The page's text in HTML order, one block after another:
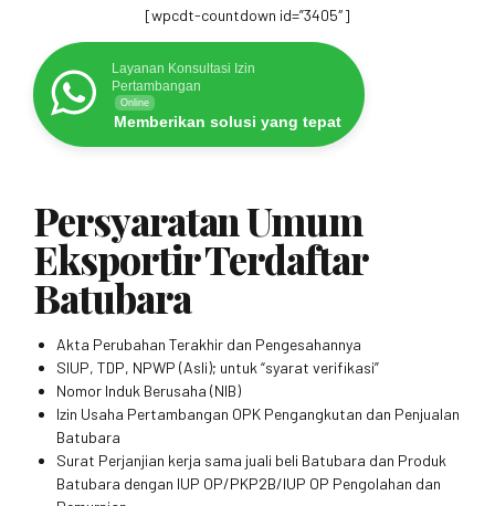
[wpcdt-countdown id=”3405″]
Layanan Konsultasi Izin
Pertambangan
Online
Memberikan solusi yang tepat
Persyaratan Umum
Eksportir Terdaftar
Batubara
Akta Perubahan Terakhir dan Pengesahannya
SIUP, TDP, NPWP (Asli); untuk “syarat verifikasi”
Nomor Induk Berusaha (NIB)
Izin Usaha Pertambangan OPK Pengangkutan dan Penjualan
Batubara
Surat Perjanjian kerja sama juali beli Batubara dan Produk
Batubara dengan IUP OP/PKP2B/IUP OP Pengolahan dan